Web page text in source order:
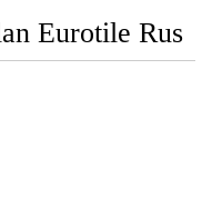
Eurotile Rus